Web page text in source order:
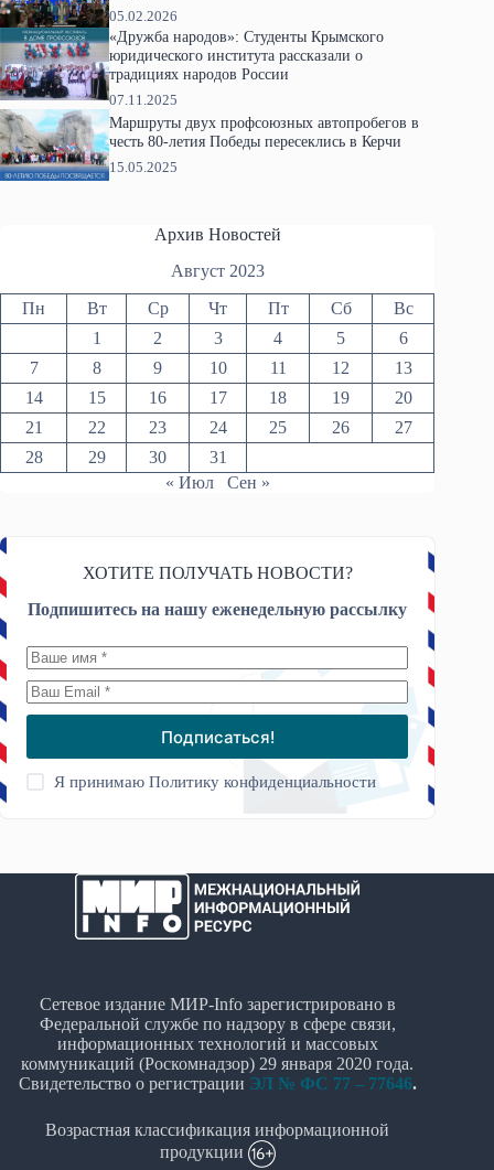
05.02.2026
«Дружба народов»: Студенты Крымского
юридического института рассказали о
традициях народов России
07.11.2025
Маршруты двух профсоюзных автопробегов в
честь 80-летия Победы пересеклись в Керчи
15.05.2025
Архив Новостей
Август 2023
Пн Вт Ср Чт Пт Сб
Вс
1
2 3 4 5
6
7
8 9 10 11 12
13
14
15 16 17 18 19
20
21
22 23 24 25 26
27
28
29 30
31
« Июл
Сен »
ХОТИТЕ ПОЛУЧАТЬ НОВОСТИ?
Подпишитесь на нашу еженедельную рассылку
Подписаться!
Я принимаюПолитику конфиденциальности
Сетевое издание МИР-Info зарегистрировано в
Федеральной службе по надзору в сфере связи,
информационных технологий и массовых
коммуникаций (Роскомнадзор) 29 января 2020 года.
Свидетельство о регистрации ЭЛ № ФС 77 – 77646.
Возрастная классификация информационной
продукции